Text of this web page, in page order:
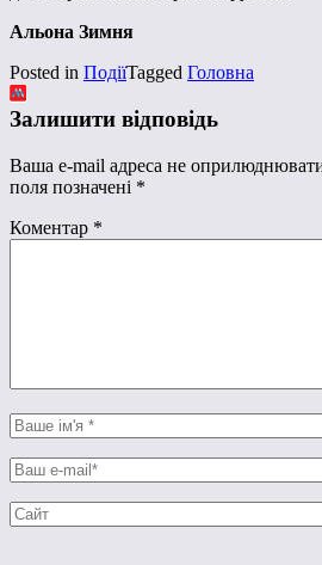
Альона Зимня
Posted in ПодіїTagged Головна
Залишити відповідь
Ваша e-mail адреса не
поля позначені *
Коментар *